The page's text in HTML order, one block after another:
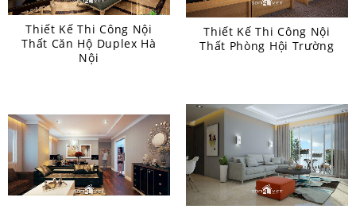
Thiết Kế Thi Công Nội
Thất Căn Hộ Duplex Hà
Nội
Thiết Kế Thi Công Nội
Thất Phòng Hội Trường